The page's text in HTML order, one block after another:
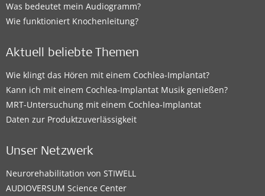
Was bedeutet mein Audiogramm?
Wie funktioniert Knochenleitung?
Aktuell beliebte Themen
Wie klingt das Hören mit einem Cochlea-Implantat?
Kann ich mit einem Cochlea-Implantat Musik genießen?
MRT-Untersuchung mit einem Cochlea-Implantat
Daten zur Produktzuverlässigkeit
Unser Netzwerk
Neurorehabilitation von STIWELL
AUDIOVERSUM Science Center